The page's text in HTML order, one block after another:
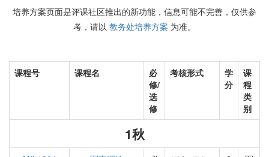
培养方案页面是评课社区推出的新功能，信息可能不完善，仅供参
考，请以 教务处培养方案 为准。
课程号 课程名
必
修/
选
修
考核形式
学
分
课
程
类
别
1秋